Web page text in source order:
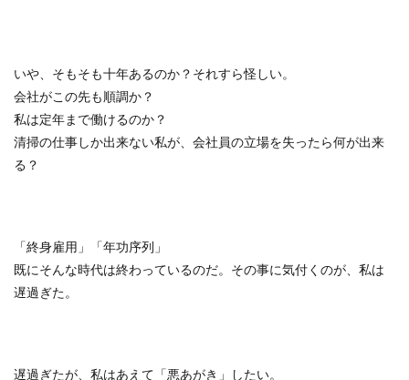
いや、そもそも十年あるのか？それすら怪しい。
会社がこの先も順調か？
私は定年まで働けるのか？
清掃の仕事しか出来ない私が、会社員の立場を失ったら何が出来
る？
「終身雇用」「年功序列」
既にそんな時代は終わっているのだ。その事に気付くのが、私は
遅過ぎた。
遅過ぎたが、私はあえて「悪あがき」したい。